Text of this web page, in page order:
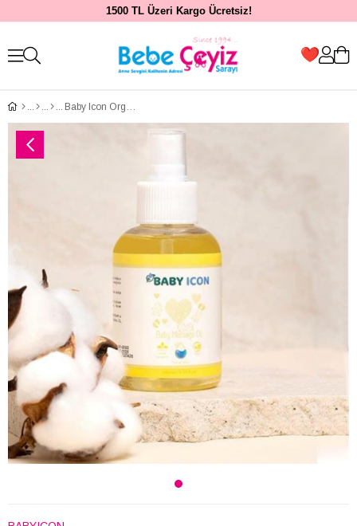
1500 TL Üzeri Kargo Ücretsiz!
Baby Icon Organik Vegan Bebek Masaj Yağı 100 ml